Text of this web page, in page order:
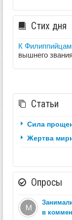
Стих дня
К
вышнего
Статьи
Сила
Жертва
Опросы
в